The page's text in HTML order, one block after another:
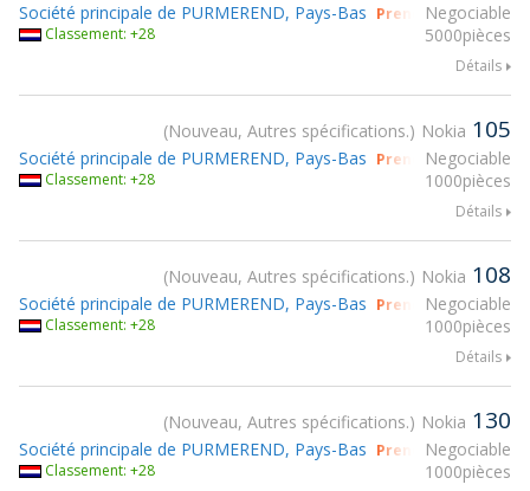
Negociable
5000pièces
Société principale de PURMEREND, Pays-Bas Prendre part à
Classement: +28
Détails
Nouveau, Autres spécifications. Nokia 105
Negociable
1000pièces
Société principale de PURMEREND, Pays-Bas Prendre part à
Classement: +28
Détails
Nouveau, Autres spécifications. Nokia 108
Negociable
1000pièces
Société principale de PURMEREND, Pays-Bas Prendre part à
Classement: +28
Détails
Nouveau, Autres spécifications. Nokia 130
Negociable
1000pièces
Société principale de PURMEREND, Pays-Bas Prendre part à
Classement: +28